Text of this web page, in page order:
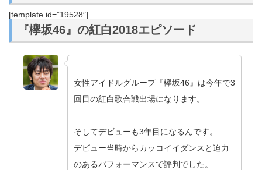
[template id=”19528″]
『欅坂46』の紅白2018エピソード
女性アイドルグループ『欅坂46』は今年で3
回目の紅白歌合戦出場になります。
そしてデビューも3年目になるんです。
デビュー当時からカッコイイダンスと迫力
のあるパフォーマンスで評判でした。